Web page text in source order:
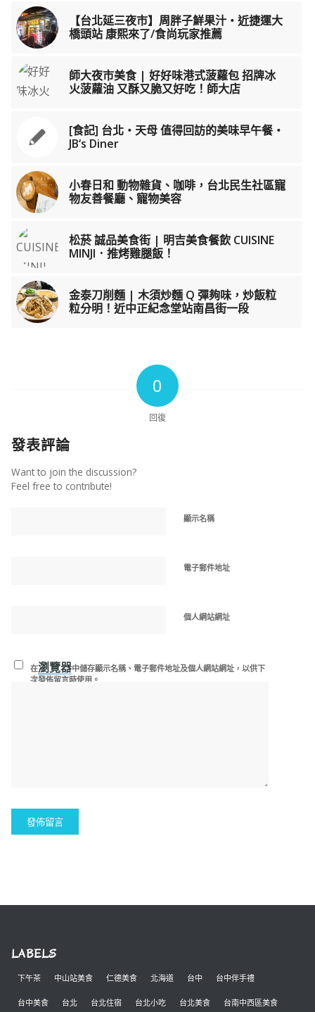
【台北延三夜市】周胖子鮮果汁・近捷運大
橋頭站 康熙來了/食尚玩家推薦
師大夜市美食 | 好好味港式菠蘿包 招牌冰
火菠蘿油 又酥又脆又好吃！師大店
[食記] 台北‧天母 值得回訪的美味早午餐‧
JB‘s Diner
小春日和 動物雜貨、咖啡，台北民生社區寵
物友善餐廳、寵物美容
松菸 誠品美食街 | 明吉美食餐飲 CUISINE
MINJI．推烤雞腿飯！
金泰刀削麵 | 木須炒麵 Q 彈夠味，炒飯粒
粒分明！近中正紀念堂站南昌街一段
0
回復
發表評論
Want to join the discussion?
Feel free to contribute!
顯示名稱
電子郵件地址
個人網站網址
在瀏覽器中儲存顯示名稱、電子郵件地址及個人網站網址，以供下
次發佈留言時使用。
LABELS
下午茶 中山站美食 仁德美食 北海道 台中 台中伴手禮
台中美食 台北 台北住宿 台北小吃 台北美食 台南中西區美食